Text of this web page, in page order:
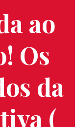
ao
Os
da
(